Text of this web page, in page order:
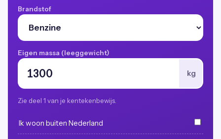
Brandstof
Eigen massa (leeggewicht)
kg
Zie deel 1 van je kentekenbewijs.
Ik woon buiten Nederland